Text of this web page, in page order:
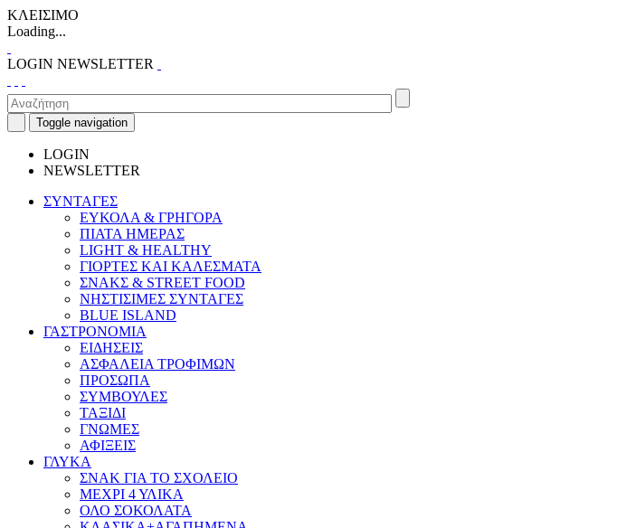
ΚΛΕΙΣΙΜΟ
Loading...
LOGIN NEWSLETTER
Toggle navigation
LOGIN
NEWSLETTER
ΣΥΝΤΑΓΕΣ
ΕΥΚΟΛΑ & ΓΡΗΓΟΡΑ
ΠΙΑΤΑ ΗΜΕΡΑΣ
LIGHT & HEALTHY
ΓΙΟΡΤΕΣ ΚΑΙ ΚΑΛΕΣΜΑΤΑ
ΣΝΑΚΣ & STREET FOOD
ΝΗΣΤΙΣΙΜΕΣ ΣΥΝΤΑΓΕΣ
BLUE ISLAND
ΓΑΣΤΡΟΝΟΜΙΑ
ΕΙΔΗΣΕΙΣ
ΑΣΦΑΛΕΙΑ ΤΡΟΦΙΜΩΝ
ΠΡΟΣΩΠΑ
ΣΥΜΒΟΥΛΕΣ
ΤΑΞΙΔΙ
ΓΝΩΜΕΣ
ΑΦΙΞΕΙΣ
ΓΛΥΚΑ
ΣΝΑΚ ΓΙΑ ΤΟ ΣΧΟΛΕΙΟ
ΜΕΧΡΙ 4 ΥΛΙΚΑ
ΟΛΟ ΣΟΚΟΛΑΤΑ